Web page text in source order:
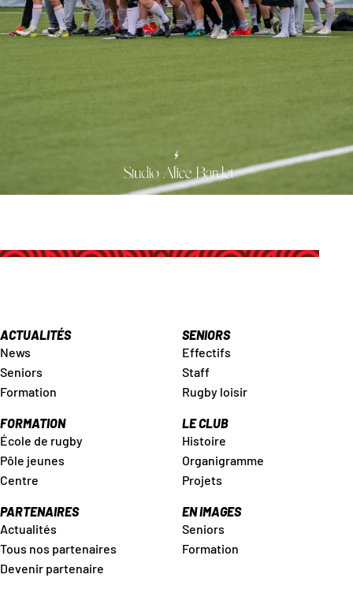
ACTUALITÉS
News
Seniors
Formation
SENIORS
Effectifs
Staff
Rugby loisir
FORMATION
École de rugby
Pôle jeunes
Centre
LE CLUB
Histoire
Organigramme
Projets
PARTENAIRES
Actualités
Tous nos partenaires
Devenir partenaire
EN IMAGES
Seniors
Formation